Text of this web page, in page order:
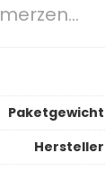
Paketgewicht
Hersteller